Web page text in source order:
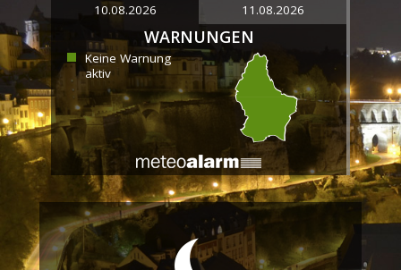
10.08.2026 11.08.2026
WARNUNGEN
Keine Warnung
aktiv